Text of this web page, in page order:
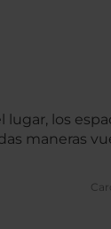
los
maneras